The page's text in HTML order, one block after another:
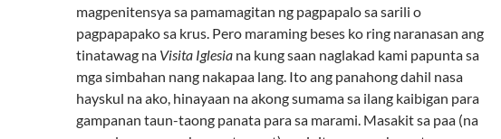
magpenitensya sa pamamagitan ng pagpapalo sa sarili o
pagpapapako sa krus. Pero maraming beses ko ring naranasan ang
tinatawag na Visita Iglesia na kung saan naglakad kami papunta sa
mga simbahan nang nakapaa lang. Ito ang panahong dahil nasa
hayskul na ako, hinayaan na akong sumama sa ilang kaibigan para
gampanan taun-taong panata para sa marami. Masakit sa paa (na